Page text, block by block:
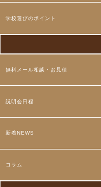
学校選びのポイント
無料メール相談・お見積
説明会日程
新着NEWS
コラム